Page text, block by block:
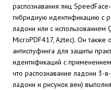
распознавания лиц
гибридную идентификацию c
ладони или с использованием
MicroPDF417, Aztec). Он также
антиспуфинга для защиты
идентификаций с
что распознавание ладони 3-
ладони и рисунок вен)